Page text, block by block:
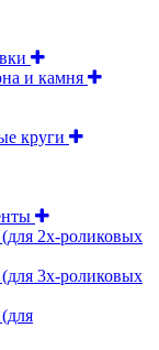
и камня
круги
2х-роликовых
3х-роликовых